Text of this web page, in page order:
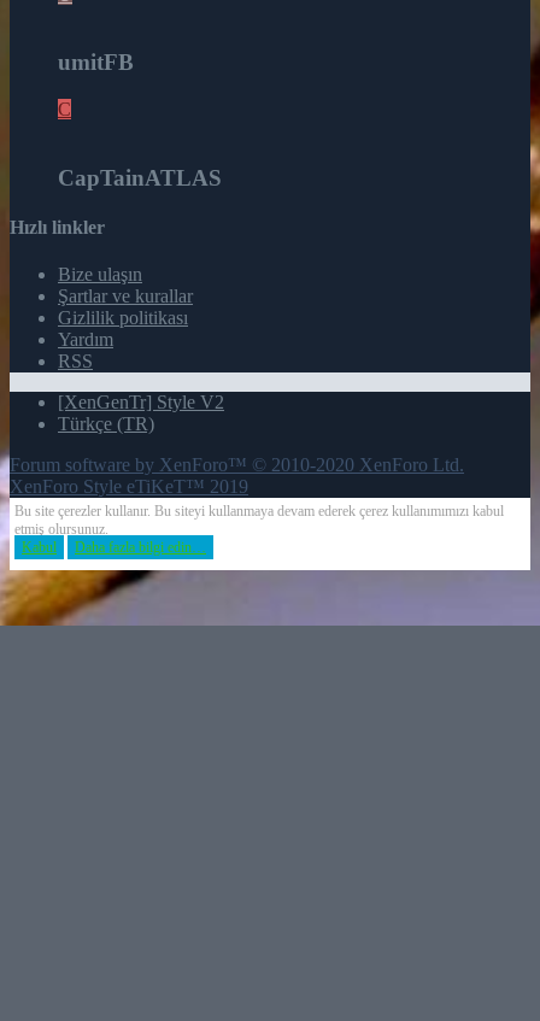
umitFB
C
CapTainATLAS
Hızlı linkler
Bize ulaşın
Şartlar ve kurallar
Gizlilik politikası
Yardım
RSS
[XenGenTr] Style V2
Türkçe (TR)
Forum software by XenForo™ © 2010-2020 XenForo Ltd.
XenForo Style eTiKeT™ 2019
Bu site çerezler kullanır. Bu siteyi kullanmaya devam ederek çerez kullanımımızı kabul
etmiş olursunuz.
Kabul
Daha fazla bilgi edin…